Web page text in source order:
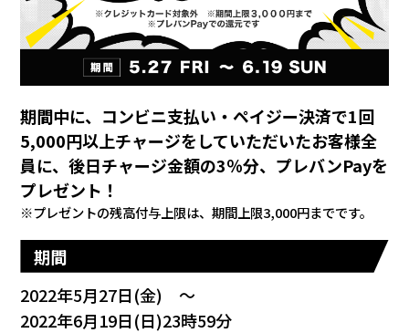
期間中に、コンビニ支払い・ペイジー決済で1回
5,000円以上チャージをしていただいたお客様全
員に、後日チャージ金額の3％分、プレバンPayを
プレゼント！
※プレゼントの残高付与上限は、期間上限3,000円までです。
期間
2022年5月27日(金) ～
2022年6月19日(日)23時59分